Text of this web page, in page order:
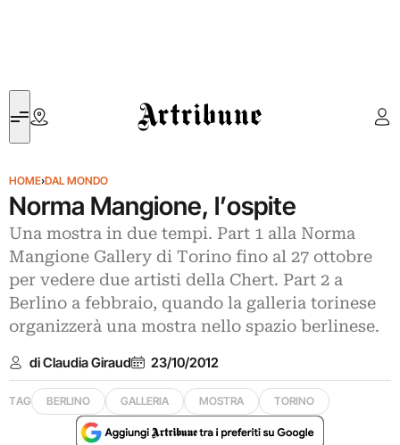
Artribune
HOME›DAL MONDO
Norma Mangione, l’ospite
Una mostra in due tempi. Part 1 alla Norma
Mangione Gallery di Torino fino al 27 ottobre
per vedere due artisti della Chert. Part 2 a
Berlino a febbraio, quando la galleria torinese
organizzerà una mostra nello spazio berlinese.
di Claudia Giraud 23/10/2012
TAG BERLINO GALLERIA MOSTRA TORINO